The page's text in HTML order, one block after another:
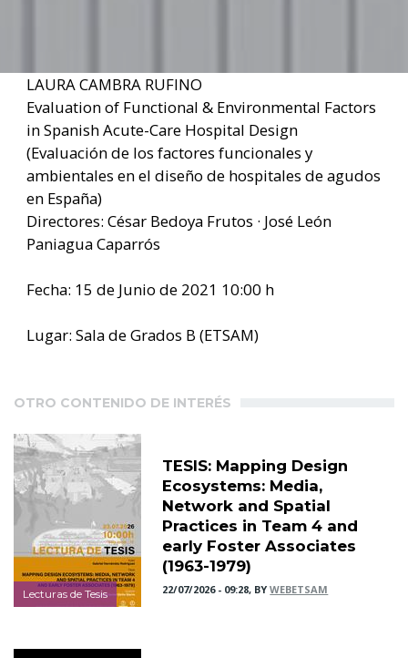
LAURA CAMBRA RUFINO
Evaluation of Functional & Environmental Factors
in Spanish Acute-Care Hospital Design
(Evaluación de los factores funcionales y
ambientales en el diseño de hospitales de agudos
en España)
Directores: César Bedoya Frutos · José León
Paniagua Caparrós
Fecha: 15 de Junio de 2021 10:00 h
Lugar: Sala de Grados B (ETSAM)
OTRO CONTENIDO DE INTERÉS
Lecturas de Tesis
TESIS: Mapping Design
Ecosystems: Media,
Network and Spatial
Practices in Team 4 and
early Foster Associates
(1963-1979)
22/07/2026 - 09:28, BYWEBETSAM